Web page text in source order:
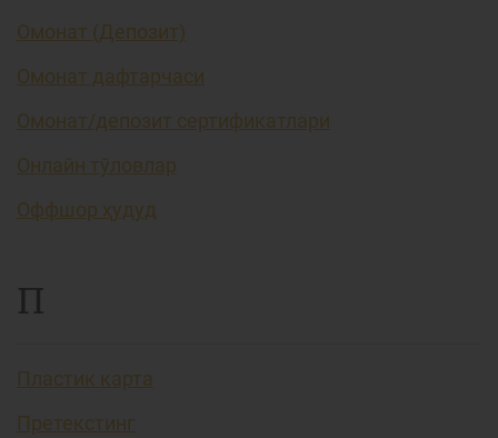
Омонат (Депозит)
Омонат дафтарчаси
Омонат/депозит сертификатлари
Онлайн тўловлар
Оффшор ҳудуд
П
Пластик карта
Претекстинг